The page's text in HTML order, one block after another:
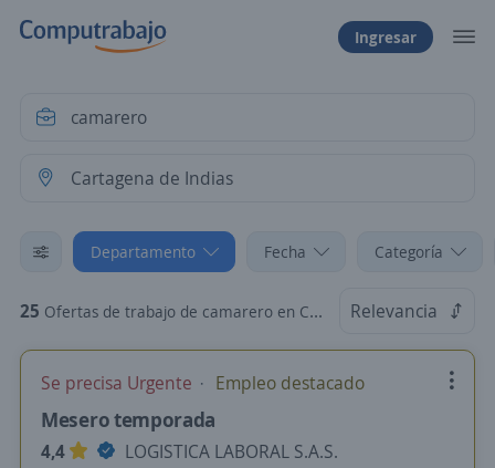
Ingresar
Departamento Fecha Categoría
25 Ofertas de trabajo de camarero en Cartagena de Indias, Bolívar Relevancia
Se precisa Urgente Empleo destacado
Mesero temporada
4,4
LOGISTICA LABORAL S.A.S.